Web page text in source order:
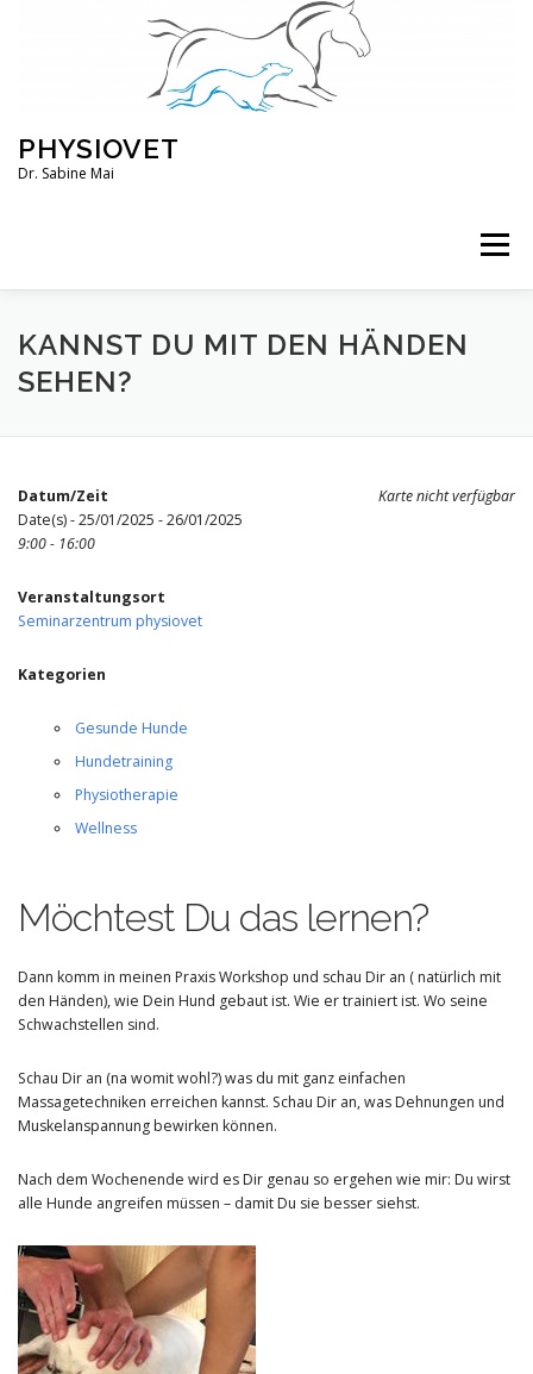
PHYSIOVET
Dr. Sabine Mai
Menü
ÜBER MICH KURSE VERANSTALTUNGEN
KANNST DU MIT DEN HÄNDEN
SEHEN?
Karte nicht verfügbar
Datum/Zeit
Date(s) - 25/01/2025 - 26/01/2025
9:00 - 16:00
Veranstaltungsort
Seminarzentrum physiovet
Kategorien
Gesunde Hunde
Hundetraining
Physiotherapie
Wellness
Möchtest Du das lernen?
Dann komm in meinen Praxis Workshop und schau Dir an ( natürlich mit
den Händen), wie Dein Hund gebaut ist. Wie er trainiert ist. Wo seine
Schwachstellen sind.
Schau Dir an (na womit wohl?) was du mit ganz einfachen
Massagetechniken erreichen kannst. Schau Dir an, was Dehnungen und
Muskelanspannung bewirken können.
Nach dem Wochenende wird es Dir genau so ergehen wie mir: Du wirst
alle Hunde angreifen müssen – damit Du sie besser siehst.